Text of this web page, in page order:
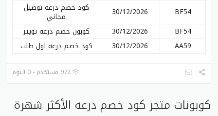
BF54
30/12/2026 كود خصم درعه توصيل
مجاني
BF54
30/12/2026
كوبون خصم درعه تويتر
AA59
30/12/2026 كود خصم درعه اول طلب
972 مستخدم - 0 اليوم
كوبونات متجر كود خصم درعه الأكثر شهرة